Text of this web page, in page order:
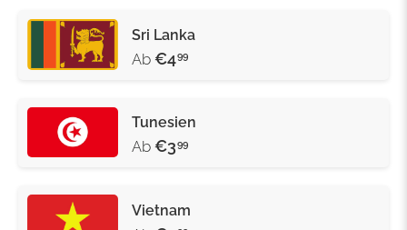
Sri Lanka
Ab €499
Tunesien
Ab €399
Vietnam